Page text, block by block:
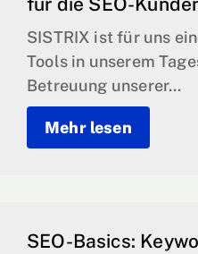
SISTRIX ist für uns
Tools in unserem
Betreuung unserer...
Mehr lesen
SEO-Basics: